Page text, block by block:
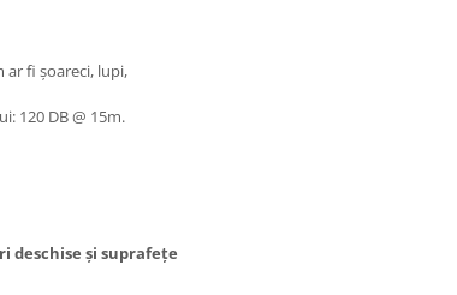
ar fi șoareci, lupi,
120 DB @ 15m.
deschise și suprafețe